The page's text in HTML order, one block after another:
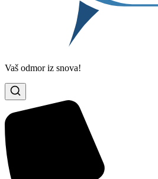
Vaš odmor iz snova!